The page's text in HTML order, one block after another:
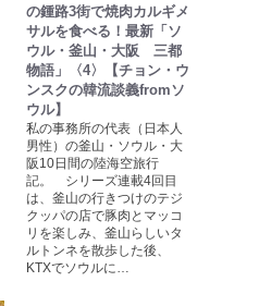
の鍾路3街で焼肉カルギメ
サルを食べる！最新「ソ
ウル・釜山・大阪 三都
物語」〈4〉【チョン・ウ
ンスクの韓流談義fromソ
ウル】
私の事務所の代表（日本人
男性）の釜山・ソウル・大
阪10日間の陸海空旅行
記。 シリーズ連載4回目
は、釜山の行きつけのテジ
クッパの店で豚肉とマッコ
リを楽しみ、釜山らしいタ
ルトンネを散歩した後、
KTXでソウルに…